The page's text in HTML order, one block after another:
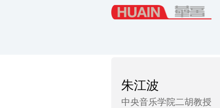
朱江波
中央音乐学院二胡教授